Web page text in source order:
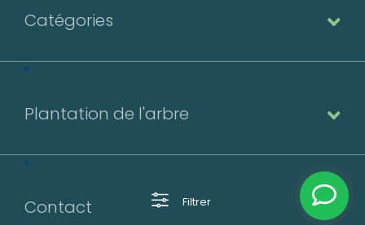
Filtrer
Catégories
Plantation de l'arbre
Contact